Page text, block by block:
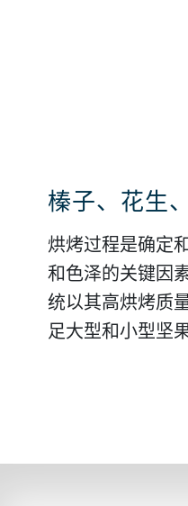
榛子、花生
烘烤过程是确定和控制坚果香味、质地
和色泽的关键因
统以其高烘烤质
足大型和小型坚
流行的健康
坚果和种子是世界公认的烹饪精华。我
们提供完整的工
果原料到带包装
链。我们可帮助
发现坚果酱
坚果酱和种子酱可用作配料或成品。我
们结合两个尝试
动坚果酱的生产
己的品牌，以独
每餐必备的
花生酱是一种在菜肴中广泛使用的美味
酱料，也可单独
们的研磨解决方
场需求生产任何